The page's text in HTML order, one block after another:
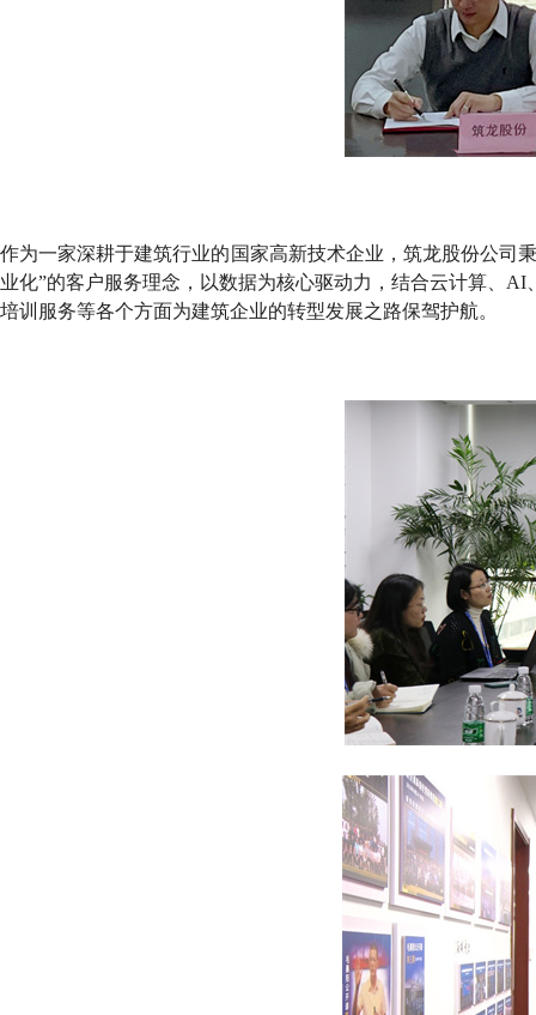
作为一家深耕于建筑行业的国家高新技术企业，筑龙股份公司
业化”的客户服务理念，以数据为核心驱动力，结合云计算、
培训服务等各个方面为建筑企业的转型发展之路保驾护航。